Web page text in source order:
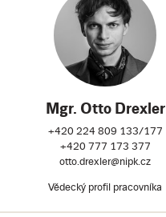
Mgr. Otto Drexler
+420 224 809 133/177
+420 777 173 377
otto.drexler@nipk.cz
Vědecký profil pracovníka